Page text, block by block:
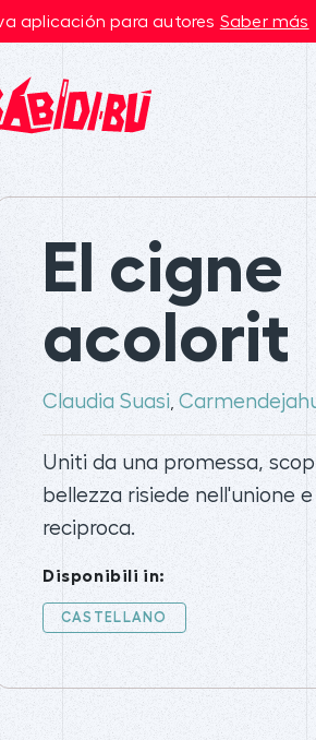
aplicación para autores Saber más
El cigne
acolorit
Claudia Suasi,
Uniti da una promessa,
bellezza risiede nell'unione
reciproca.
Disponibili in:
CASTELLANO